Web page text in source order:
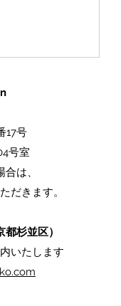
ープン】料
ショップが
！
17号
号室
は、
だきます。
杉並区）
いたします